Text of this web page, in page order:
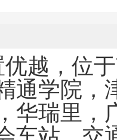
越，位
通学院，
华瑞里，